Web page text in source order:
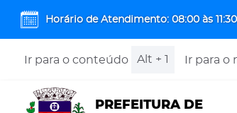
Horário de Atendimento: 08:00 às 11:30
Ir para o conteúdo Alt + 1 Ir para o
PREFEITURA DE